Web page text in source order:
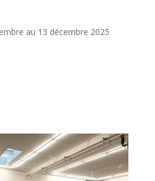
au 13 décembre 2025